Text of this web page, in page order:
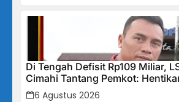
Di Tengah Defisit Rp109 Miliar,
Cimahi Tantang Pemkot:
Tutup-Tutupan, Buka Data
6 Agustus 2026